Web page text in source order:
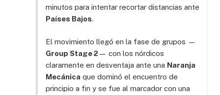
minutos para intentar recortar distancias ante
Países Bajos.
El movimiento llegó en la fase de grupos —
Group Stage 2— con los nórdicos
claramente en desventaja ante una Naranja
Mecánica que dominó el encuentro de
principio a fin y se fue al marcador con una